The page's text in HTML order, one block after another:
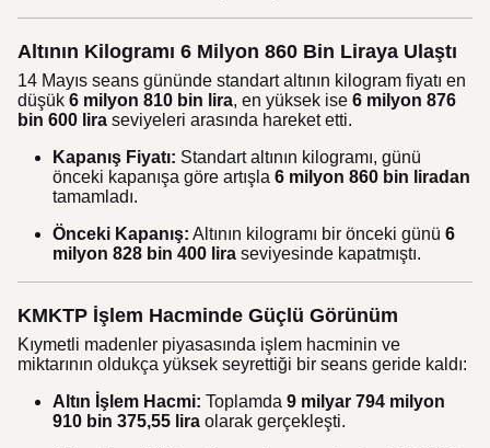
Altının Kilogramı 6 Milyon 860 Bin Liraya Ulaştı
14 Mayıs seans gününde standart altının kilogram fiyatı en
düşük 6 milyon 810 bin lira, en yüksek ise 6 milyon 876
bin 600 lira seviyeleri arasında hareket etti.
Kapanış Fiyatı: Standart altının kilogramı, günü
önceki kapanışa göre artışla 6 milyon 860 bin liradan
tamamladı.
Önceki Kapanış: Altının kilogramı bir önceki günü 6
milyon 828 bin 400 lira seviyesinde kapatmıştı.
KMKTP İşlem Hacminde Güçlü Görünüm
Kıymetli madenler piyasasında işlem hacminin ve
miktarının oldukça yüksek seyrettiği bir seans geride kaldı:
Altın İşlem Hacmi: Toplamda 9 milyar 794 milyon
910 bin 375,55 lira olarak gerçekleşti.